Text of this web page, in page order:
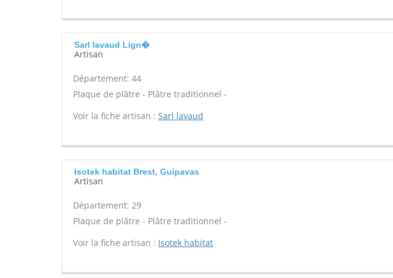
Sarl lavaud Lign�
Artisan
Département: 44
Plaque de plâtre - Plâtre traditionnel -
Voir la fiche artisan : Sarl lavaud
Isotek habitat Brest, Guipavas
Artisan
Département: 29
Plaque de plâtre - Plâtre traditionnel -
Voir la fiche artisan : Isotek habitat